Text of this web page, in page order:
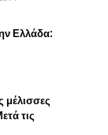
Ελλάδα:
μέλισσες
τις